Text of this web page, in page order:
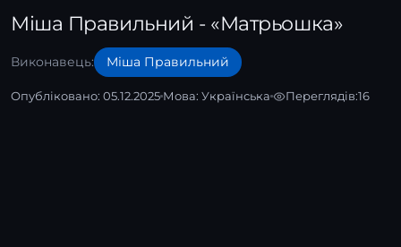
Міша Правильний - «Матрьошка»
Виконавець: Міша Правильний
Опубліковано: 05.12.2025 Мова: Українська Переглядів:16